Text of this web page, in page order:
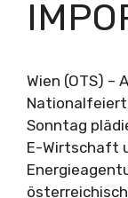
Wien (OTS) –
Sonntag
E-Wirtschaft